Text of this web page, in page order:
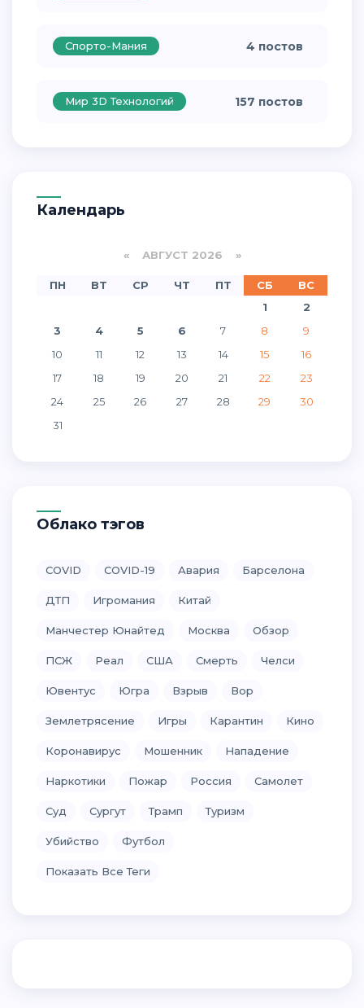
Спорто-Мания 4 постов
Мир 3D Технологий 157 постов
Календарь
«АВГУСТ 2026 »
ПН ВТ СР ЧТ ПТ СБ
ВС
1
2
3
4 5 6 7 8
9
10
11 12 13 14 15
16
17
18 19 20 21 22
23
24
25 26 27 28 29
30
31
Облако тэгов
COVID COVID-19 Авария Барселона
ДТП Игромания Китай
Манчестер Юнайтед Москва Обзор
ПСЖ Реал США Смерть Челси
Ювентус Югра Взрыв Вор
Землетрясение Игры Карантин Кино
Коронавирус Мошенник Нападение
Наркотики Пожар Россия Самолет
Суд Сургут Трамп Туризм
Убийство Футбол
Показать Все Теги